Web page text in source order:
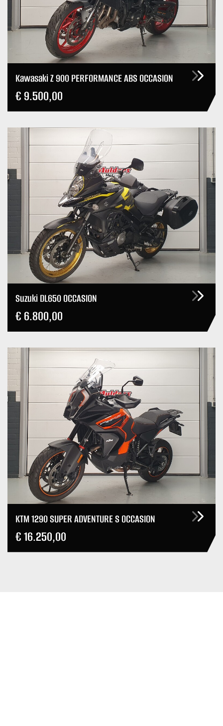
Kawasaki Z 900 PERFORMANCE ABS OCCASION
€ 9.500,00
Suzuki DL650 OCCASION
€ 6.800,00
KTM 1290 SUPER ADVENTURE S OCCASION
€ 16.250,00